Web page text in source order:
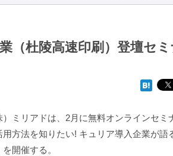
（杜陵高速印刷）登壇セ
ミリアドは、2月に無料オンラインセミ
用方法を知りたい! キュリア導入企業が語
開催する。